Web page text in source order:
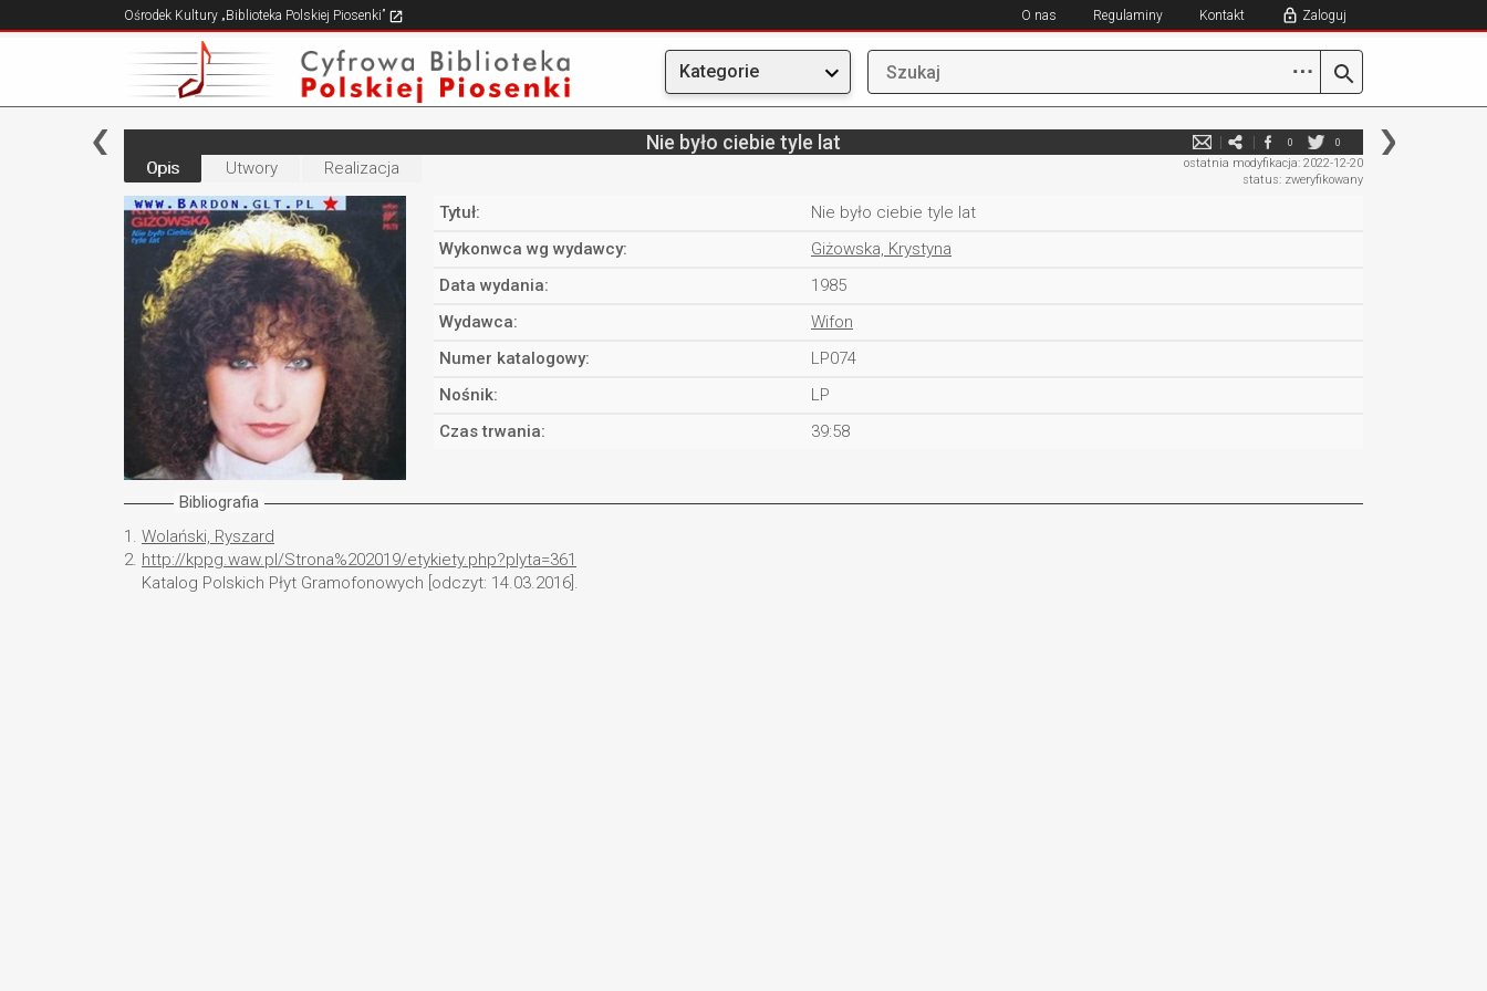
Ośrodek Kultury „Biblioteka Polskiej Piosenki” O nas Regulaminy Kontakt Zaloguj
Kategorie ⋯
Nie było ciebie tyle lat 0 0
ostatnia modyfikacja: 2022-12-20
status: zweryfikowany
Opis Utwory Realizacja
Tytuł:
Nie było ciebie tyle lat
Wykonwca wg wydawcy:
Giżowska, Krystyna
Data wydania:
1985
Wydawca:
Wifon
Numer katalogowy:
LP074
Nośnik:
LP
Czas trwania:
39:58
Bibliografia
1. Wolański, Ryszard
2. http://kppg.waw.pl/Strona%202019/etykiety.php?plyta=361
Katalog Polskich Płyt Gramofonowych [odczyt: 14.03.2016].